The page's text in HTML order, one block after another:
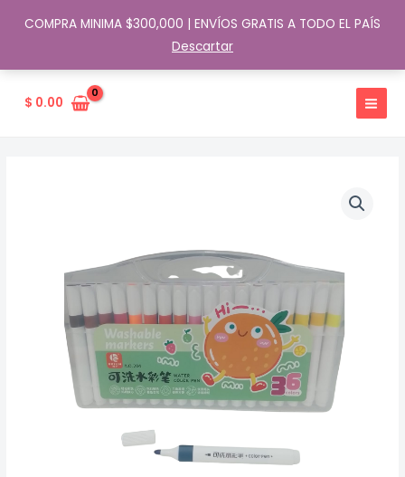
COMPRA MINIMA $300,000 | ENVÍOS GRATIS A TODO EL PAÍS
Descartar
$ 0.00